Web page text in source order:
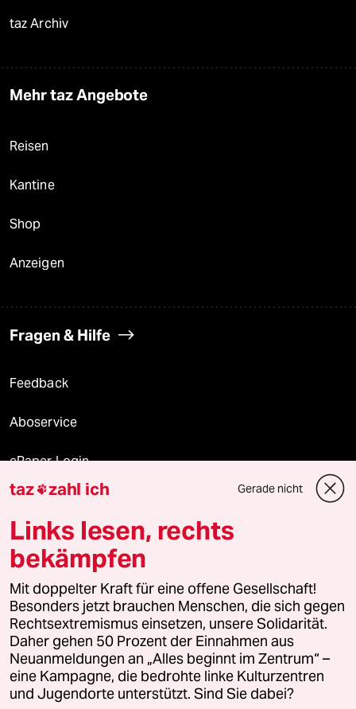
taz Archiv
Mehr taz Angebote
Reisen
Kantine
Shop
Anzeigen
Fragen & Hilfe
Feedback
Aboservice
ePaper Login
Downloads für Abonnierende
© 2026 taz Verlags und Vertriebs GmbH
Alle Rechte vorbehalten. Bei rechtlichen Fragen oder für Genehmigungen
wenden Sie sich bitte an
lizenzen@taz.de
Feedback Redaktionsstatut Kommune-Richtlinien
Leitlinie Informant Datenschutz Impressum AGB
taz zahl ich Gerade nicht
Links lesen, rechts
bekämpfen
Mit doppelter Kraft für eine offene Gesellschaft!
Besonders jetzt brauchen Menschen, die sich gegen
Rechtsextremismus einsetzen, unsere Solidarität.
Daher gehen 50 Prozent der Einnahmen aus
Neuanmeldungen an „Alles beginnt im Zentrum“ –
eine Kampagne, die bedrohte linke Kulturzentren
und Jugendorte unterstützt. Sind Sie dabei?